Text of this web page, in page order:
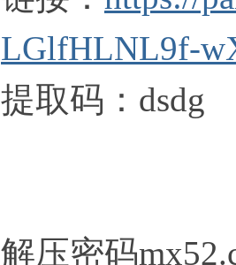
LGlfHLNL9f-
提取码：dsdg
解压密码